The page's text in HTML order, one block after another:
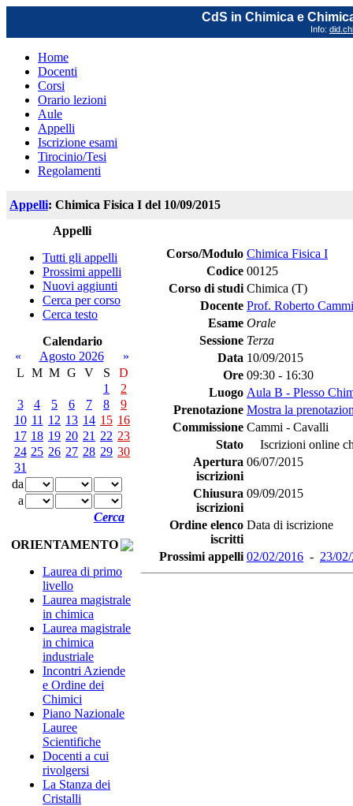
CdS in Chimica e
Info:
Home
Docenti
Corsi
Orario lezioni
Aule
Appelli
Iscrizione esami
Tirocinio/Tesi
Regolamenti
Appelli: Chimica Fisica I del 10/09/2015
Appelli
Tutti gli appelli
Prossimi appelli
Nuovi aggiunti
Cerca per corso
Cerca testo
Calendario
«
Agosto 2026
»
L M M G V S
D
1
2
3
4 5 6 7 8
9
10 11 12 13 14 15 16
17 18 19 20 21 22 23
24 25 26 27 28 29 30
31
da
a
Cerca
ORIENTAMENTO
Laurea di primo
livello
Laurea magistrale
in chimica
Laurea magistrale
in chimica
industriale
Incontri Aziende
e Ordine dei
Chimici
Piano Nazionale
Lauree
Scientifiche
Docenti a cui
rivolgersi
La Stanza dei
Cristalli
Corso/Modulo Chimica Fisica I
Codice 00125
Corso di studi Chimica (T)
Docente Prof. Roberto Cammi
Esame Orale
Sessione Terza
Data 10/09/2015
Ore 09:30 - 16:30
Luogo Aula B - Plesso
Prenotazione Mostra la
Commissione Cammi - Cavalli
Stato
Iscrizioni online
Apertura
iscrizioni
06/07/2015
Chiusura
iscrizioni
09/09/2015
Ordine elenco
iscritti
Data di iscrizione
Prossimi appelli 02/02/2016 - 23/